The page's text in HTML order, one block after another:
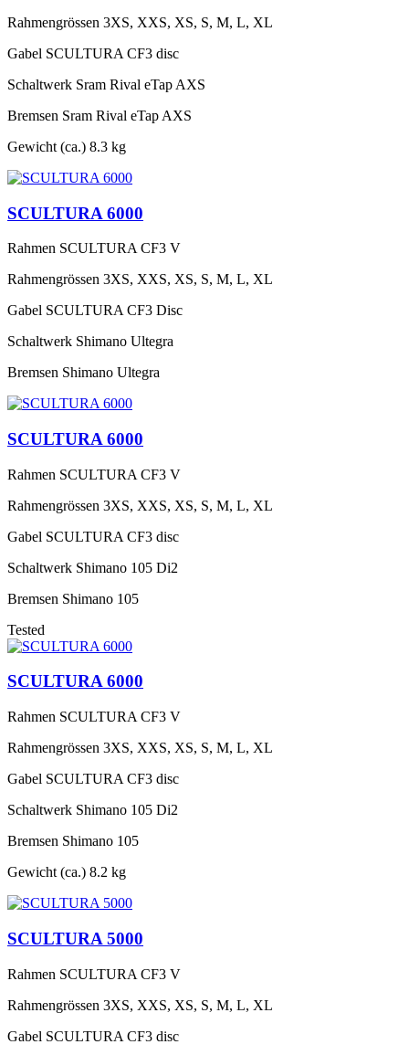
Rahmengrössen 3XS, XXS, XS, S, M, L, XL
Gabel SCULTURA CF3 disc
Schaltwerk Sram Rival eTap AXS
Bremsen Sram Rival eTap AXS
Gewicht (ca.) 8.3 kg
SCULTURA 6000
Rahmen SCULTURA CF3 V
Rahmengrössen 3XS, XXS, XS, S, M, L, XL
Gabel SCULTURA CF3 Disc
Schaltwerk Shimano Ultegra
Bremsen Shimano Ultegra
SCULTURA 6000
Rahmen SCULTURA CF3 V
Rahmengrössen 3XS, XXS, XS, S, M, L, XL
Gabel SCULTURA CF3 disc
Schaltwerk Shimano 105 Di2
Bremsen Shimano 105
Tested
SCULTURA 6000
Rahmen SCULTURA CF3 V
Rahmengrössen 3XS, XXS, XS, S, M, L, XL
Gabel SCULTURA CF3 disc
Schaltwerk Shimano 105 Di2
Bremsen Shimano 105
Gewicht (ca.) 8.2 kg
SCULTURA 5000
Rahmen SCULTURA CF3 V
Rahmengrössen 3XS, XXS, XS, S, M, L, XL
Gabel SCULTURA CF3 disc